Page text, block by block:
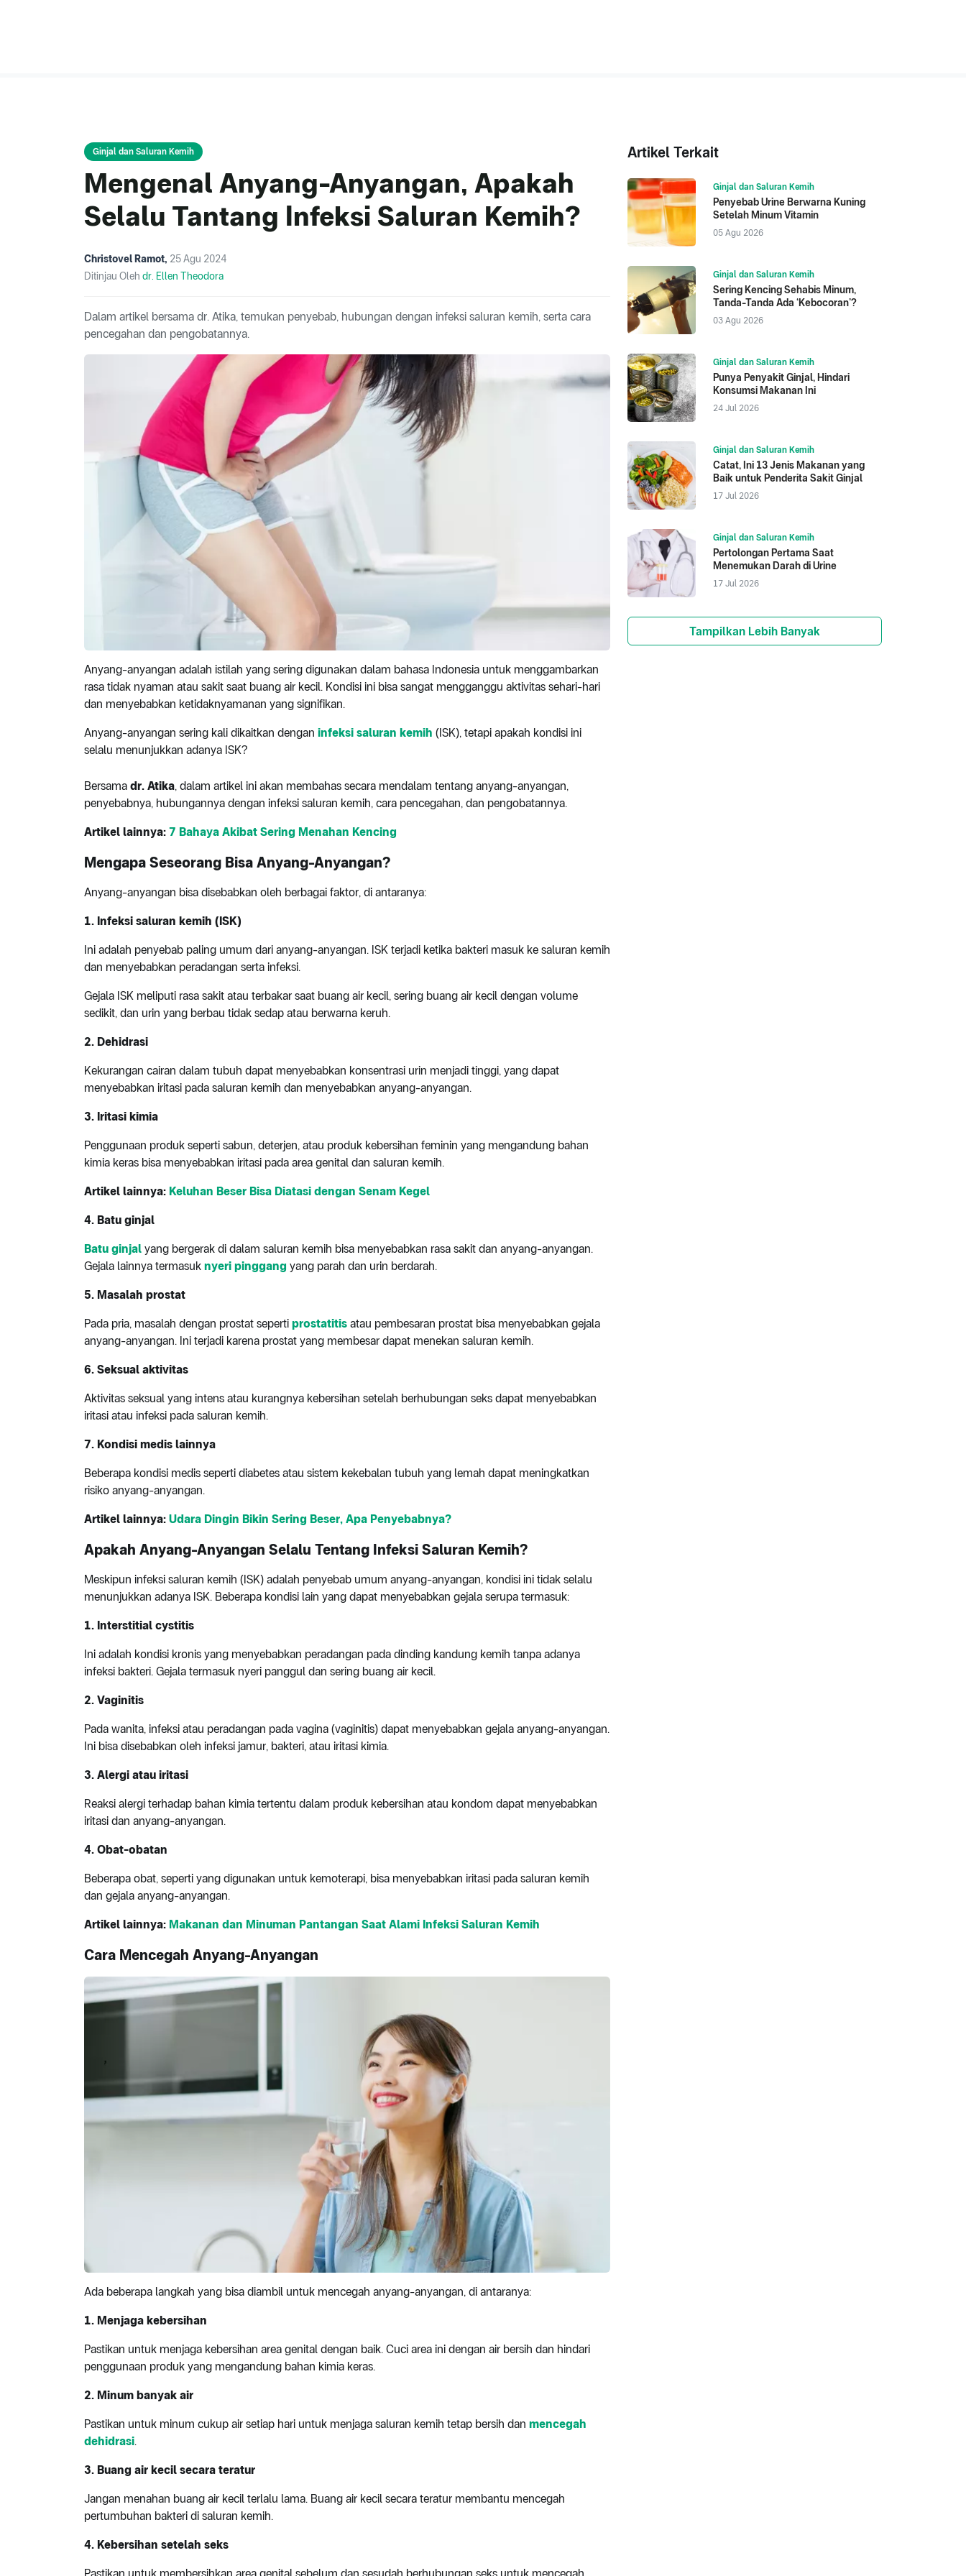
Ginjal dan Saluran Kemih
Mengenal Anyang-Anyangan, Apakah
Selalu Tantang Infeksi Saluran Kemih?
Christovel Ramot, 25 Agu 2024
Ditinjau Oleh dr. Ellen Theodora
Dalam artikel bersama dr. Atika, temukan penyebab, hubungan dengan infeksi saluran kemih, serta cara
pencegahan dan pengobatannya.
Anyang-anyangan adalah istilah yang sering digunakan dalam bahasa Indonesia untuk menggambarkan
rasa tidak nyaman atau sakit saat buang air kecil. Kondisi ini bisa sangat mengganggu aktivitas sehari-hari
dan menyebabkan ketidaknyamanan yang signifikan.
Anyang-anyangan sering kali dikaitkan dengan infeksi saluran kemih (ISK), tetapi apakah kondisi ini
selalu menunjukkan adanya ISK?
Bersama dr. Atika, dalam artikel ini akan membahas secara mendalam tentang anyang-anyangan,
penyebabnya, hubungannya dengan infeksi saluran kemih, cara pencegahan, dan pengobatannya.
Artikel lainnya: 7 Bahaya Akibat Sering Menahan Kencing
Mengapa Seseorang Bisa Anyang-Anyangan?
Anyang-anyangan bisa disebabkan oleh berbagai faktor, di antaranya:
1. Infeksi saluran kemih (ISK)
Ini adalah penyebab paling umum dari anyang-anyangan. ISK terjadi ketika bakteri masuk ke saluran kemih
dan menyebabkan peradangan serta infeksi.
Gejala ISK meliputi rasa sakit atau terbakar saat buang air kecil, sering buang air kecil dengan volume
sedikit, dan urin yang berbau tidak sedap atau berwarna keruh.
2. Dehidrasi
Kekurangan cairan dalam tubuh dapat menyebabkan konsentrasi urin menjadi tinggi, yang dapat
menyebabkan iritasi pada saluran kemih dan menyebabkan anyang-anyangan.
3. Iritasi kimia
Penggunaan produk seperti sabun, deterjen, atau produk kebersihan feminin yang mengandung bahan
kimia keras bisa menyebabkan iritasi pada area genital dan saluran kemih.
Artikel lainnya: Keluhan Beser Bisa Diatasi dengan Senam Kegel
4. Batu ginjal
Batu ginjal yang bergerak di dalam saluran kemih bisa menyebabkan rasa sakit dan anyang-anyangan.
Gejala lainnya termasuk nyeri pinggang yang parah dan urin berdarah.
5. Masalah prostat
Pada pria, masalah dengan prostat seperti prostatitis atau pembesaran prostat bisa menyebabkan gejala
anyang-anyangan. Ini terjadi karena prostat yang membesar dapat menekan saluran kemih.
6. Seksual aktivitas
Aktivitas seksual yang intens atau kurangnya kebersihan setelah berhubungan seks dapat menyebabkan
iritasi atau infeksi pada saluran kemih.
7. Kondisi medis lainnya
Beberapa kondisi medis seperti diabetes atau sistem kekebalan tubuh yang lemah dapat meningkatkan
risiko anyang-anyangan.
Artikel lainnya: Udara Dingin Bikin Sering Beser, Apa Penyebabnya?
Apakah Anyang-Anyangan Selalu Tentang Infeksi Saluran Kemih?
Meskipun infeksi saluran kemih (ISK) adalah penyebab umum anyang-anyangan, kondisi ini tidak selalu
menunjukkan adanya ISK. Beberapa kondisi lain yang dapat menyebabkan gejala serupa termasuk:
1. Interstitial cystitis
Ini adalah kondisi kronis yang menyebabkan peradangan pada dinding kandung kemih tanpa adanya
infeksi bakteri. Gejala termasuk nyeri panggul dan sering buang air kecil.
2. Vaginitis
Pada wanita, infeksi atau peradangan pada vagina (vaginitis) dapat menyebabkan gejala anyang-anyangan.
Ini bisa disebabkan oleh infeksi jamur, bakteri, atau iritasi kimia.
3. Alergi atau iritasi
Reaksi alergi terhadap bahan kimia tertentu dalam produk kebersihan atau kondom dapat menyebabkan
iritasi dan anyang-anyangan.
4. Obat-obatan
Beberapa obat, seperti yang digunakan untuk kemoterapi, bisa menyebabkan iritasi pada saluran kemih
dan gejala anyang-anyangan.
Artikel lainnya: Makanan dan Minuman Pantangan Saat Alami Infeksi Saluran Kemih
Cara Mencegah Anyang-Anyangan
Ada beberapa langkah yang bisa diambil untuk mencegah anyang-anyangan, di antaranya:
1. Menjaga kebersihan
Pastikan untuk menjaga kebersihan area genital dengan baik. Cuci area ini dengan air bersih dan hindari
penggunaan produk yang mengandung bahan kimia keras.
2. Minum banyak air
Pastikan untuk minum cukup air setiap hari untuk menjaga saluran kemih tetap bersih dan mencegah
dehidrasi.
3. Buang air kecil secara teratur
Jangan menahan buang air kecil terlalu lama. Buang air kecil secara teratur membantu mencegah
pertumbuhan bakteri di saluran kemih.
4. Kebersihan setelah seks
Artikel Terkait
Ginjal dan Saluran Kemih
Penyebab Urine Berwarna Kuning
Setelah Minum Vitamin
05 Agu 2026
Ginjal dan Saluran Kemih
Sering Kencing Sehabis Minum,
Tanda-Tanda Ada ‘Kebocoran’?
03 Agu 2026
Ginjal dan Saluran Kemih
Punya Penyakit Ginjal, Hindari
Konsumsi Makanan Ini
24 Jul 2026
Ginjal dan Saluran Kemih
Catat, Ini 13 Jenis Makanan yang
Baik untuk Penderita Sakit Ginjal
17 Jul 2026
Ginjal dan Saluran Kemih
Pertolongan Pertama Saat
Menemukan Darah di Urine
17 Jul 2026
Tampilkan Lebih Banyak